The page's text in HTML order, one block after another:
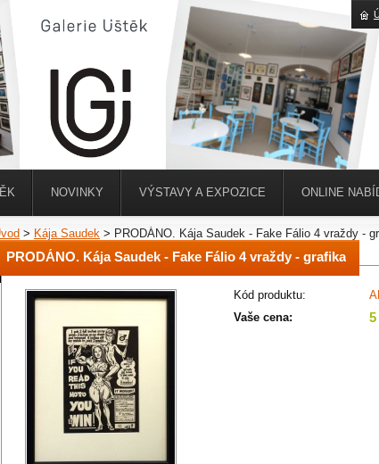
> Kája Saudek > PRODÁNO. Kája Saudek - Fake Fálio 4 vraždy -
PRODÁNO. Kája Saudek - Fake Fálio 4 vraždy - grafika
Kód produktu:
Vaše cena:
5
NOVINKY VÝSTAVY A EXPOZICE ONLINE